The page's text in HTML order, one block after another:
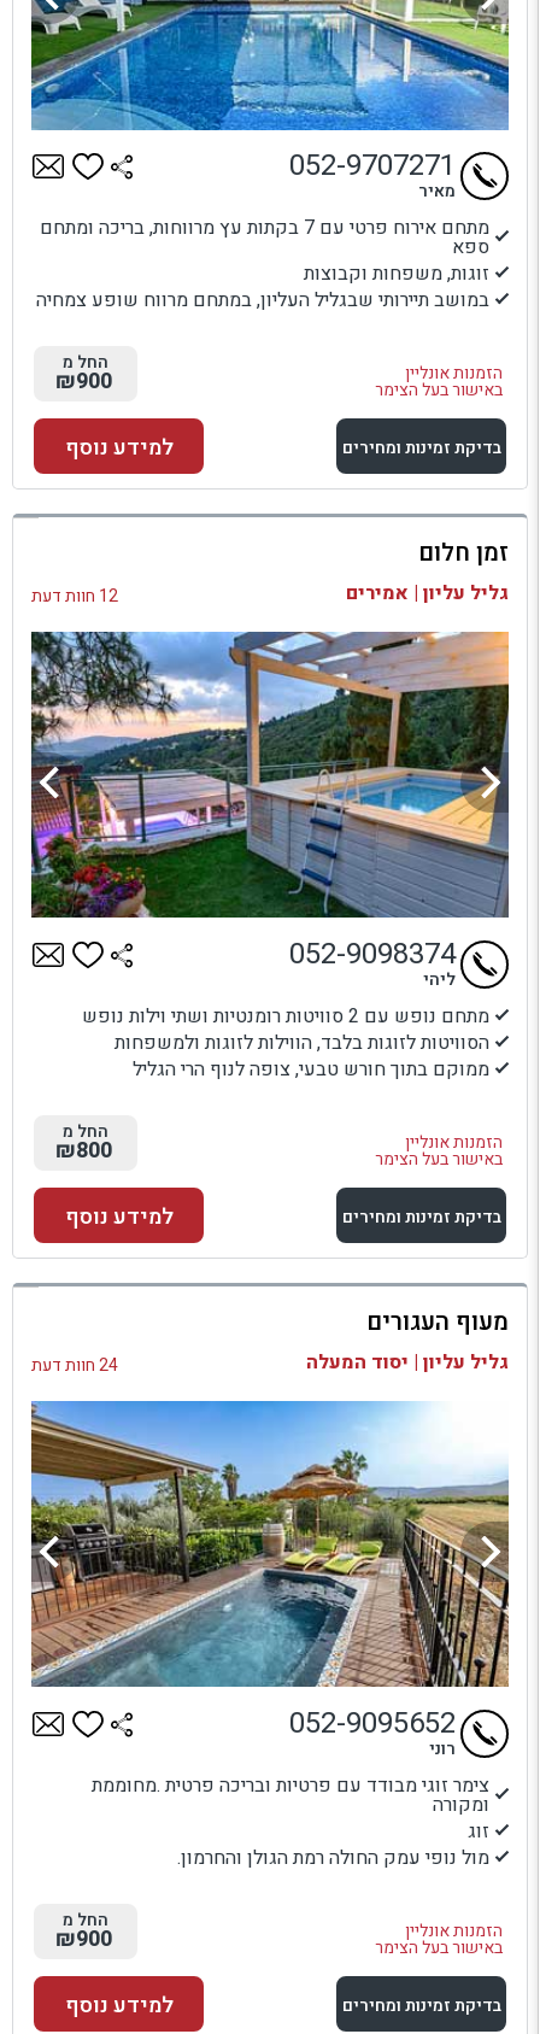
מתחם אירוח פרטי עם 7 בקתות עץ מרווחות, בריכה ומתחם
ספא
זוגות, משפחות וקבוצות
במושב תיירותי שבגליל העליון, במתחם מרווח שופע צמחיה
הזמנות אונליין
באישור בעל הצימר
052-9707271
מאיר
החל מ
₪900
בדיקת זמינות ומחירים
למתחם זה
בדיקת זמינות ומחירים
למידע נוסף
זמן חלום
גליל עליון | אמירים 12 חוות דעת
מתחם נופש עם 2 סוויטות רומנטיות ושתי וילות נופש
הסוויטות לזוגות בלבד, הווילות לזוגות ולמשפחות
ממוקם בתוך חורש טבעי, צופה לנוף הרי הגליל
הזמנות אונליין
באישור בעל הצימר
052-9098374
ליהי
החל מ
₪800
בדיקת זמינות ומחירים
למתחם זה
בדיקת זמינות ומחירים
למידע נוסף
מעוף העגורים
גליל עליון | יסוד המעלה 24 חוות דעת
צימר זוגי מבודד עם פרטיות ובריכה פרטית .מחוממת
ומקורה
זוג
מול נופי עמק החולה רמת הגולן והחרמון.
הזמנות אונליין
באישור בעל הצימר
052-9095652
רוני
החל מ
₪900
בדיקת זמינות ומחירים למידע נוסף